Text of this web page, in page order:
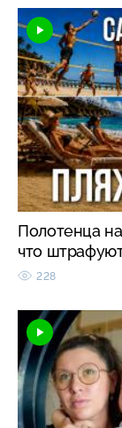
Полотенца
что
228